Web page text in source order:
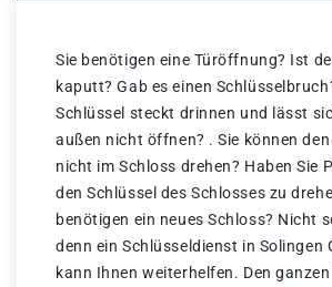
Sie benötigen eine Türöffnung? Ist
kaputt? Gab es einen
Schlüssel steckt drinnen und lässt
außen nicht öffnen? . Sie können den
nicht im Schloss drehen? Haben Sie
den Schlüssel des Schlosses zu
benötigen ein neues Schloss? Nicht
denn ein Schlüsseldienst in Solingen
kann Ihnen weiterhelfen. Den ganzen